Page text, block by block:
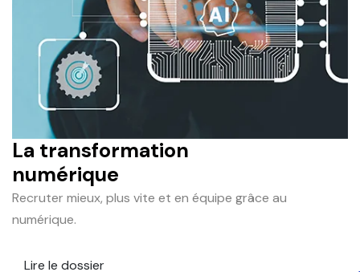
La transformation
numérique
Recruter mieux, plus vite et en équipe grâce au
numérique.
Lire le dossier